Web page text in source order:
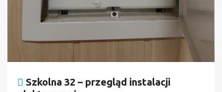
Szkolna 32 – przegląd instalacji